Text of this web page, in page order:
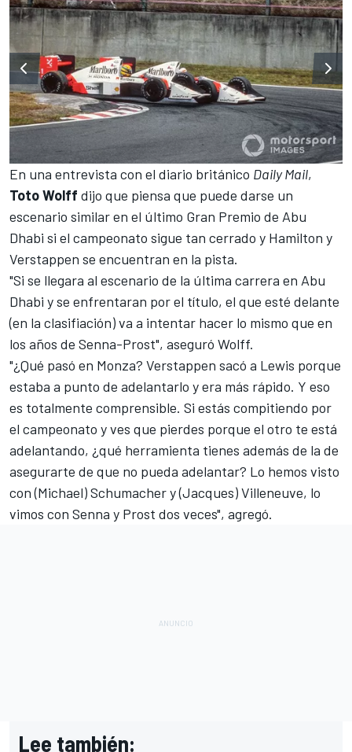
En una entrevista con el diario británico Daily Mail,
TotoWolff dijo que piensa que puede darse un
escenario similar en el último Gran Premio de Abu
Dhabi si el campeonato sigue tan cerrado y Hamilton y
Verstappen se encuentran en la pista.
"Si se llegara al escenario de la última carrera en Abu
Dhabi y se enfrentaran por el título, el que esté delante
(en la clasifiación) va a intentar hacer lo mismo que en
los años de Senna-Prost", aseguró Wolff.
"¿Qué pasó en Monza? Verstappen sacó a Lewis porque
estaba a punto de adelantarlo y era más rápido. Y eso
es totalmente comprensible. Si estás compitiendo por
el campeonato y ves que pierdes porque el otro te está
adelantando, ¿qué herramienta tienes además de la de
asegurarte de que no pueda adelantar? Lo hemos visto
con(Michael) Schumacher y (Jacques) Villeneuve, lo
vimos con Senna y Prost dos veces", agregó.
Lee también: